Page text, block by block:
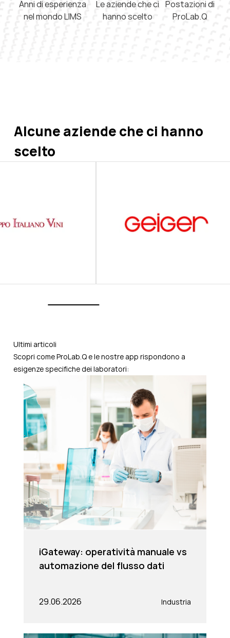
Anni di esperienza
nel mondo LIMS
Le aziende che ci
hanno scelto
Postazioni di
ProLab.Q
Alcune aziende che ci hanno
scelto
Ultimi articoli
Scopri come ProLab.Q e le nostre app rispondono a
esigenze specifiche dei laboratori:
iGateway: operatività manuale vs
automazione del flusso dati
Industria
29.06.2026